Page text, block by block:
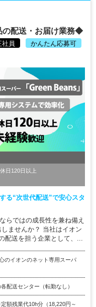
の配送・お届け業務◆
社員 かんたん応募可
日120日以上
る“次世代配送”で安心スタ
らではの成長性を兼ね備え
ませんか？ 当社はイオン
配送を担う企業として、...
のイオンのネット専用スーパ
配送センター（転勤なし）
額残業代10h分（18,220円～